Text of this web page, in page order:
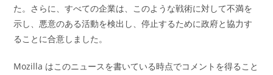
た。さらに、すべての企業は、このような戦術に対して不満を
示し、悪意のある活動を検出し、停止するために政府と協力す
ることに合意しました。
Mozilla はこのニュースを書いている時点でコメントを得ること